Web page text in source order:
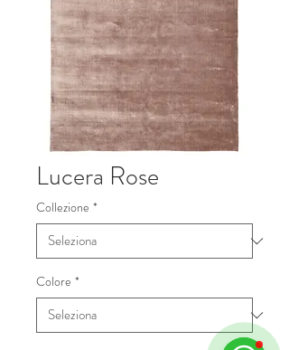
Lucera Rose
Collezione *
Colore *